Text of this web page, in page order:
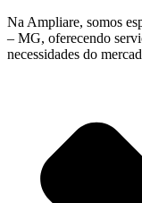
Na Ampliare, somos
– MG, oferecendo
necessidades do